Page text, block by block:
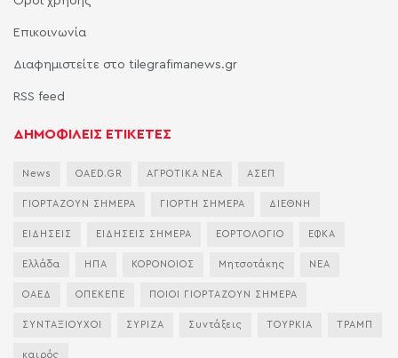
Επικοινωνία
Διαφημιστείτε στο tilegrafimanews.gr
RSS feed
ΔΗΜΟΦΙΛΕΙΣ ΕΤΙΚΕΤΕΣ
News OAED.GR ΑΓΡΟΤΙΚΑ ΝΕΑ ΑΣΕΠ
ΓΙΟΡΤΑΖΟΥΝ ΣΗΜΕΡΑ ΓΙΟΡΤΗ ΣΗΜΕΡΑ ΔΙΕΘΝΗ
ΕΙΔΗΣΕΙΣ ΕΙΔΗΣΕΙΣ ΣΗΜΕΡΑ ΕΟΡΤΟΛΟΓΙΟ ΕΦΚΑ
Ελλάδα ΗΠΑ ΚΟΡΟΝΟΙΟΣ Μητσοτάκης ΝΕΑ
ΟΑΕΔ ΟΠΕΚΕΠΕ ΠΟΙΟΙ ΓΙΟΡΤΑΖΟΥΝ ΣΗΜΕΡΑ
ΣΥΝΤΑΞΙΟΥΧΟΙ ΣΥΡΙΖΑ Συντάξεις ΤΟΥΡΚΙΑ ΤΡΑΜΠ
καιρός